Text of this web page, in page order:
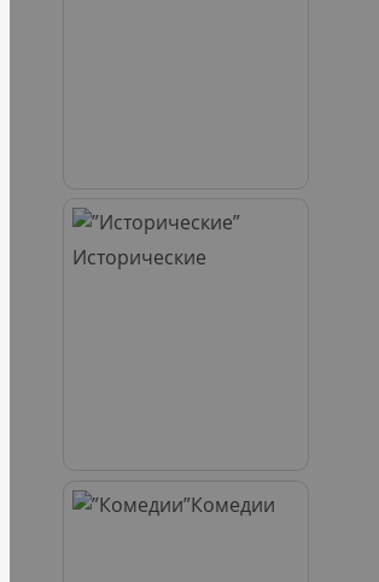
Исторические
Комедии